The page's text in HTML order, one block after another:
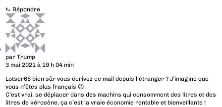
⮑ Répondre
parTrump
3 mai 2021 à 19 h 04 min
Lotser68 bien sûr vous écrivez ce mail depuis l’étranger ? J’imagine que
vous n’êtes plus français 😉
C’est vrai, se déplacer dans des machins qui consomment des litres et des
litres de kérosène, ça c’est la vraie économie rentable et bienveillante !